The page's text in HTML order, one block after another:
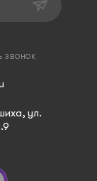
ЗВОНОК
ул.